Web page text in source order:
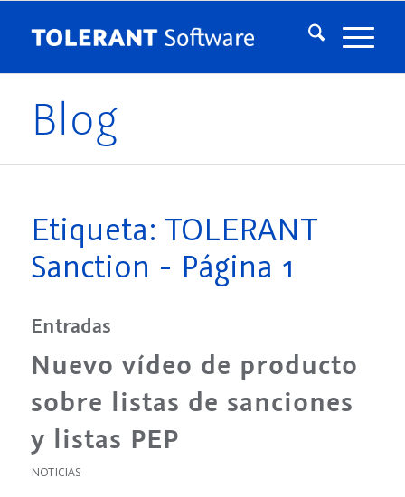
Blog
Etiqueta: TOLERANT
Sanction - Página 1
Entradas
Nuevo vídeo de producto
sobre listas de sanciones
y listas PEP
NOTICIAS